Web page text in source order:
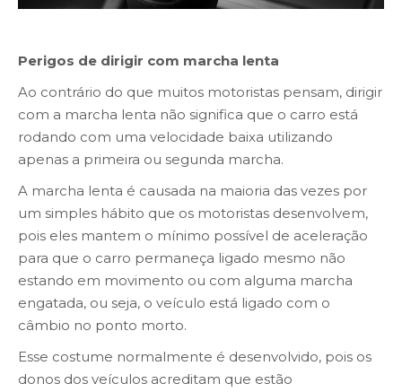
Perigos de dirigir com marcha lenta
Ao contrário do que muitos motoristas pensam, dirigir
com a marcha lenta não significa que o carro está
rodando com uma velocidade baixa utilizando
apenas a primeira ou segunda marcha.
A marcha lenta é causada na maioria das vezes por
um simples hábito que os motoristas desenvolvem,
pois eles mantem o mínimo possível de aceleração
para que o carro permaneça ligado mesmo não
estando em movimento ou com alguma marcha
engatada, ou seja, o veículo está ligado com o
câmbio no ponto morto.
Esse costume normalmente é desenvolvido, pois os
donos dos veículos acreditam que estão